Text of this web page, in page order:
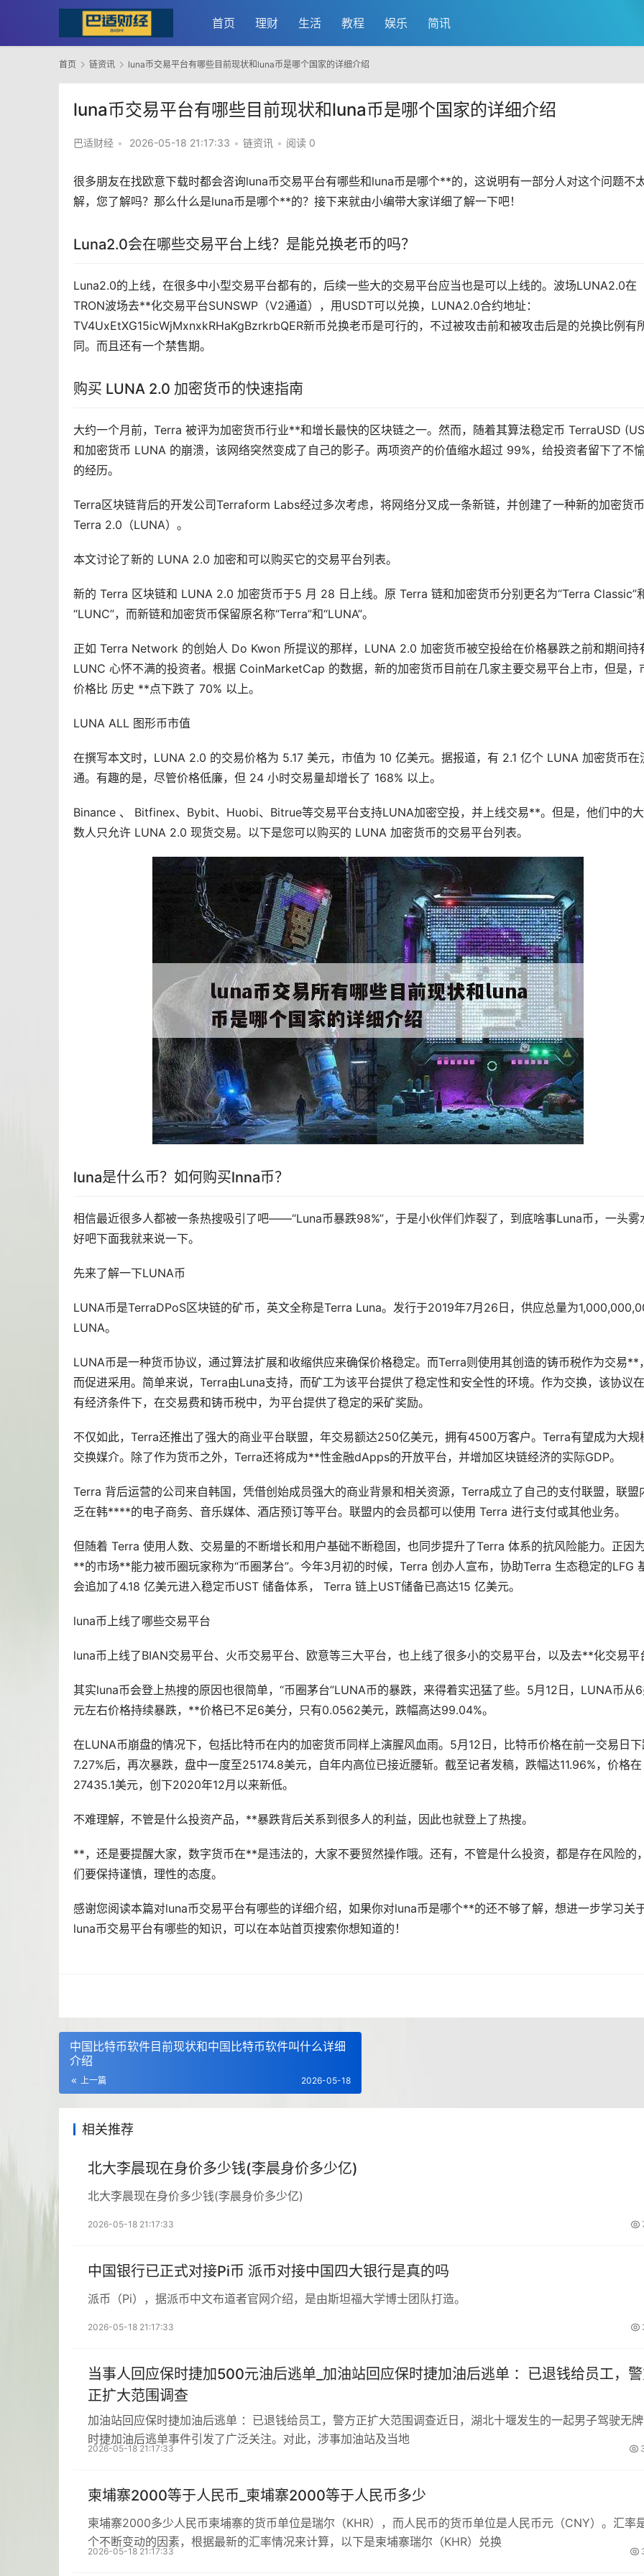
首页 理财 生活 教程 娱乐 简讯
首页 链资讯 luna币交易平台有哪些目前现状和luna币是哪个国家的详细介绍
luna币交易平台有哪些目前现状和luna币是哪个国家的详细介绍
巴适财经 • 2026-05-18 21:17:33 • 链资讯 • 阅读 0
很多朋友在找欧意下载时都会咨询luna币交易平台有哪些和luna币是哪个**的，这说明有一部分人对这个问题不
解，您了解吗？那么什么是luna币是哪个**的？接下来就由小编带大家详细了解一下吧！
Luna2.0会在哪些交易平台上线？是能兑换老币的吗？
Luna2.0的上线，在很多中小型交易平台都有的，后续一些大的交易平台应当也是可以上线的。 波场LUNA2.0在
TRON波场去**化交易平台SUNSWP（V2通道），用USDT可以兑换，LUNA2.0合约地址：
TV4UxEtXG15icWjMxnxkRHaKgBzrkrbQER新币兑换老币是可行的，不过被攻击前和被攻击后是的兑换比例有
同。而且还有一个禁售期。
购买 LUNA 2.0 加密货币的快速指南
大约一个月前，Terra 被评为加密货币行业**和增长最快的区块链之一。然而，随着其算法稳定币 TerraUSD
和加密货币 LUNA 的崩溃，该网络突然变成了自己的影子。两项资产的价值缩水超过 99%，给投资者留下了不
的经历。
Terra区块链背后的开发公司Terraform Labs经过多次考虑，将网络分叉成一条新链，并创建了一种新的加密货币
Terra 2.0（LUNA）。
本文讨论了新的 LUNA 2.0 加密和可以购买它的交易平台列表。
新的 Terra 区块链和 LUNA 2.0 加密货币于5 月 28 日上线。原 Terra 链和加密货币分别更名为“Terra Classic”
“LUNC”，而新链和加密货币保留原名称“Terra”和“LUNA”。
正如 Terra Network 的创始人 Do Kwon 所提议的那样，LUNA 2.0 加密货币被空投给在价格暴跌之前和期间持
LUNC 心怀不满的投资者。根据 CoinMarketCap 的数据，新的加密货币目前在几家主要交易平台上市，但是，
价格比 历史 **点下跌了 70% 以上。
LUNA ALL 图形币市值
在撰写本文时，LUNA 2.0 的交易价格为 5.17 美元，市值为 10 亿美元。据报道，有 2.1 亿个 LUNA 加密货币在
通。有趣的是，尽管价格低廉，但 24 小时交易量却增长了 168% 以上。
Binance 、 Bitfinex、Bybit、Huobi、Bitrue等交易平台支持LUNA加密空投，并上线交易**。但是，他们中的
数人只允许 LUNA 2.0 现货交易。以下是您可以购买的 LUNA 加密货币的交易平台列表。
luna是什么币？如何购买lnna币？
相信最近很多人都被一条热搜吸引了吧——“Luna币暴跌98%”，于是小伙伴们炸裂了，到底啥事Luna币，一头雾
好吧下面我就来说一下。
先来了解一下LUNA币
LUNA币是TerraDPoS区块链的矿币，英文全称是Terra Luna。发行于2019年7月26日，供应总量为
LUNA。
LUNA币是一种货币协议，通过算法扩展和收缩供应来确保价格稳定。而Terra则使用其创造的铸币税作为交易**
而促进采用。简单来说，Terra由Luna支持，而矿工为该平台提供了稳定性和安全性的环境。作为交换，该协议
有经济条件下，在交易费和铸币税中，为平台提供了稳定的采矿奖励。
不仅如此，Terra还推出了强大的商业平台联盟，年交易额达250亿美元，拥有4500万客户。Terra有望成为大规
交换媒介。除了作为货币之外，Terra还将成为**性金融dApps的开放平台，并增加区块链经济的实际GDP。
Terra 背后运营的公司来自韩国，凭借创始成员强大的商业背景和相关资源，Terra成立了自己的支付联盟，联盟
乏在韩****的电子商务、音乐媒体、酒店预订等平台。联盟内的会员都可以使用 Terra 进行支付或其他业务。
但随着 Terra 使用人数、交易量的不断增长和用户基础不断稳固，也同步提升了Terra 体系的抗风险能力。正因
**的市场**能力被币圈玩家称为“币圈茅台”。今年3月初的时候，Terra 创办人宣布，协助Terra 生态稳定的LFG
会追加了4.18 亿美元进入稳定币UST 储备体系， Terra 链上UST储备已高达15 亿美元。
luna币上线了哪些交易平台
luna币上线了BIAN交易平台、 火币交易平台、欧意等三大平台，也上线了很多小的交易平台，以及去**化交易平
其实luna币会登上热搜的原因也很简单，“币圈茅台”LUNA币的暴跌，来得着实迅猛了些。5月12日，LUNA币从
元左右价格持续暴跌，**价格已不足6美分，只有0.0562美元，跌幅高达99.04%。
在LUNA币崩盘的情况下，包括比特币在内的加密货币同样上演腥风血雨。5月12日，比特币价格在前一交易日
7.27%后，再次暴跌，盘中一度至25174.8美元，自年内高位已接近腰斩。截至记者发稿，跌幅达11.96%，价格在
27435.1美元，创下2020年12月以来新低。
不难理解，不管是什么投资产品，**暴跌背后关系到很多人的利益，因此也就登上了热搜。
**，还是要提醒大家， 数字货币在**是违法的，大家不要贸然操作哦。还有，不管是什么投资，都是存在风险的
们要保持谨慎，理性的态度。
感谢您阅读本篇对luna币交易平台有哪些的详细介绍，如果你对luna币是哪个**的还不够了解，想进一步学习关
luna币交易平台有哪些的知识，可以在本站首页搜索你想知道的！
中国比特币软件目前现状和中国比特币软件叫什么详细
介绍
上一篇 2026-05-18
相关推荐
北大李晨现在身价多少钱(李晨身价多少亿)
北大李晨现在身价多少钱(李晨身价多少亿)
2026-05-18 21:17:33
中国银行已正式对接Pi币 派币对接中国四大银行是真的吗
派币（Pi），据派币中文布道者官网介绍，是由斯坦福大学博士团队打造。
2026-05-18 21:17:33
当事人回应保时捷加500元油后逃单_加油站回应保时捷加油后逃单 ：已退钱给员工，
正扩大范围调查
加油站回应保时捷加油后逃单 ：已退钱给员工，警方正扩大范围调查近日，湖北十堰发生的一起男子驾驶无
时捷加油后逃单事件引发了广泛关注。对此，涉事加油站及当地
2026-05-18 21:17:33
柬埔寨2000等于人民币_柬埔寨2000等于人民币多少
柬埔寨2000多少人民币柬埔寨的货币单位是瑞尔（KHR），而人民币的货币单位是人民币元（CNY）。汇率
个不断变动的因素，根据最新的汇率情况来计算，以下是柬埔寨瑞尔（KHR）兑换
2026-05-18 21:17:33